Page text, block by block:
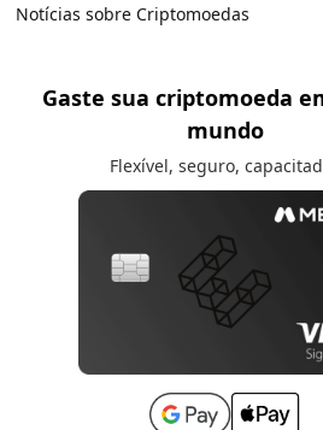
Notícias sobre Criptomoedas
Gaste sua criptomoeda
mundo
Flexível, seguro,